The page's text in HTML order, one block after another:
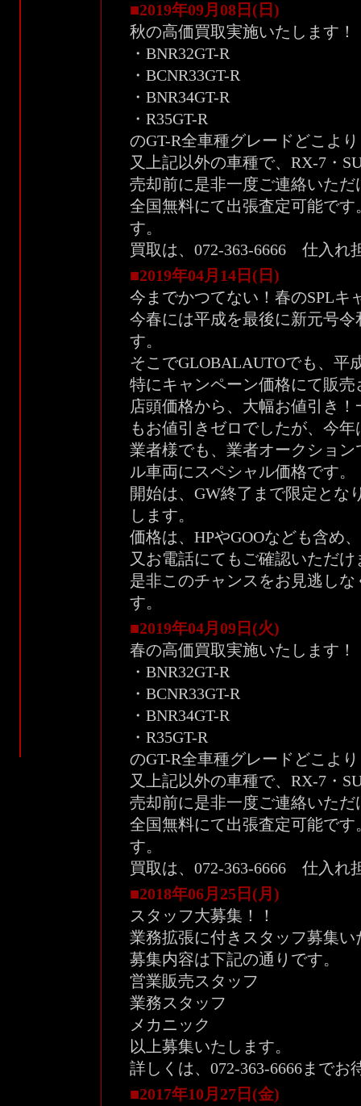
■2019年09月08日(日)
秋の高価買取実施いたします！
・BNR32GT-R
・BCNR33GT-R
・BNR34GT-R
・R35GT-R
のGT-R全車種グレードどこよ
又上記以外の車種で、RX-7・
売却前に是非一度ご連絡いた
全国無料にて出張査定可能で
す。
買取は、072-363-6666 仕入れ
■2019年04月14日(日)
今までかつてない！春のSPLキ
今春には平成を最後に新元号
す。
そこでGLOBALAUTOでも、平
特にキャンペーン価格にて販
店頭価格から、大幅お値引き
もお値引きゼロでしたが、今
業者様でも、業者オークショ
ル車両にスペシャル価格です。
開始は、GW終了まで限定とな
します。
価格は、HPやGOOなども含め
又お電話にてもご確認いただけ
是非このチャンスをお見逃し
す。
■2019年04月09日(火)
春の高価買取実施いたします！
・BNR32GT-R
・BCNR33GT-R
・BNR34GT-R
・R35GT-R
のGT-R全車種グレードどこよ
又上記以外の車種で、RX-7・
売却前に是非一度ご連絡いた
全国無料にて出張査定可能で
す。
買取は、072-363-6666 仕入れ
■2018年06月25日(月)
スタッフ大募集！！
業務拡張に付きスタッフ募集い
募集内容は下記の通りです。
営業販売スタッフ
業務スタッフ
メカニック
以上募集いたします。
詳しくは、072-363-6666までお
■2017年10月27日(金)